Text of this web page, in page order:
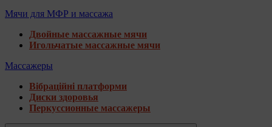
Мячи для МФР и массажа
Двойные массажные мячи
Игольчатые массажные мячи
Массажеры
Вібраційні платформи
Диски здоровья
Перкуссионные массажеры